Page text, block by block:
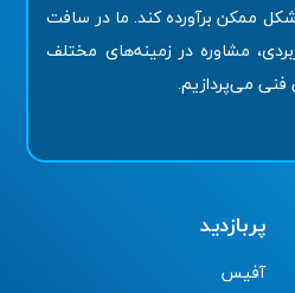
ممکن برآورده کند. ما در سافت
مشاوره در زمینه‌های مختلف
فنی می‌پردازیم.
پربازدید
آفیس